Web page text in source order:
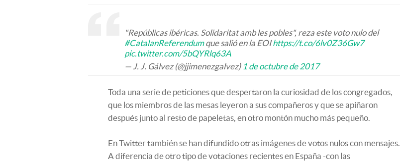
"Repúblicas ibéricas. Solidaritat amb les pobles", reza este voto nulo del
#CatalanReferendumque salió en la EOIhttps://t.co/6lv0Z36Gw7
pic.twitter.com/5bQYRlq63A
— J. J. Gálvez (@jjimenezgalvez) 1 de octubre de 2017
Toda una serie de peticiones que despertaron la curiosidad de los congregados,
que los miembros de las mesas leyeron a sus compañeros y que se apiñaron
después junto al resto de papeletas, en otro montón mucho más pequeño.
En Twitter también se han difundido otras imágenes de votos nulos con mensajes.
A diferencia de otro tipo de votaciones recientes en España -con las